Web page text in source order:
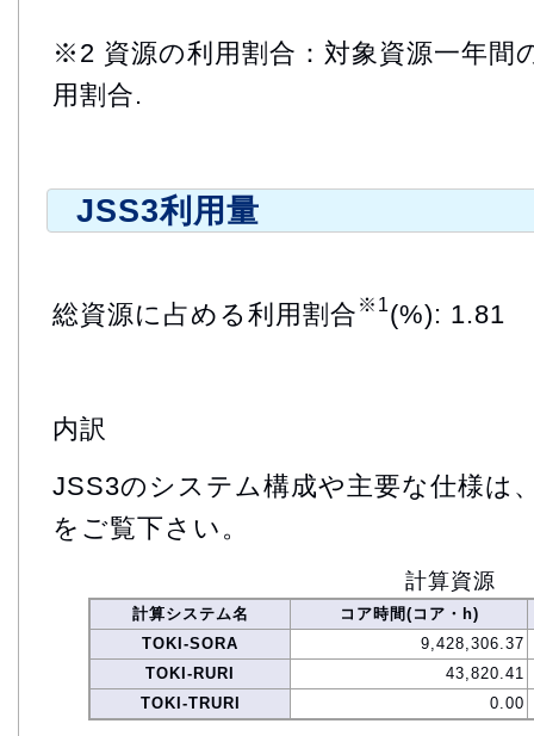
※2 資源の利用割合：対象資源一年間
用割合.
JSS3利用量
総資源に占める利用割合 ※1(%): 1.81
内訳
JSS3のシステム構成や主要な仕様は
をご覧下さい。
計算資源
計算システム名
コア時間(コア・h)
TOKI-SORA
9,428,306.37
TOKI-RURI
43,820.41
TOKI-TRURI
0.00